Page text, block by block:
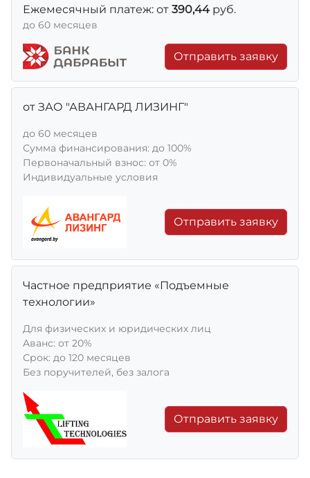
Ежемесячный платеж: от 390,44 руб.
до 60 месяцев
Отправить заявку
от ЗАО "АВАНГАРД ЛИЗИНГ"
до 60 месяцев
Сумма финансирования: до 100%
Первоначальный взнос: от 0%
Индивидуальные условия
Отправить заявку
Частное предприятие «Подъемные
технологии»
Для физических и юридических лиц
Aванс: от 20%
Срок: до 120 месяцев
Без поручителей, без залога
Отправить заявку